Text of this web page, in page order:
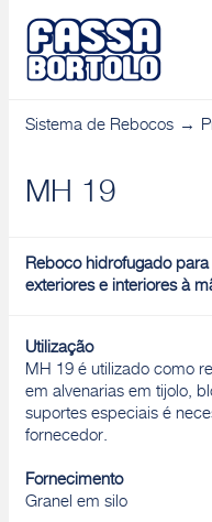
Sistema de Rebocos
MH 19
Reboco hidrofugado
exteriores e interiores à
Utilização
MH 19 é utilizado como
em alvenarias em tijolo,
suportes especiais é
fornecedor.
Fornecimento
Granel em silo